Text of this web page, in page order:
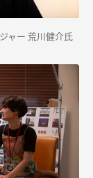
ャー 荒川健介氏